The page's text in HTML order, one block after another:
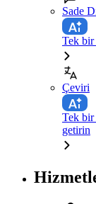
Sade
Tek bir
Çeviri
Tek bir
getirin